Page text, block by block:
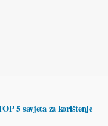
5 savjeta za korištenje